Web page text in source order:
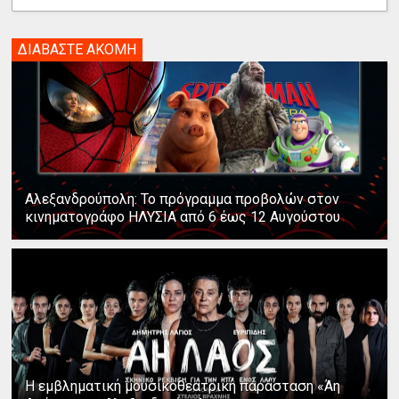
ΔΙΑΒΑΣΤΕ ΑΚΟΜΗ
Αλεξανδρούπολη: Το πρόγραμμα προβολών στον
κινηματογράφο ΗΛΥΣΙΑ από 6 έως 12 Αυγούστου
Η εμβληματική μουσικοθεατρική παράσταση «Άη